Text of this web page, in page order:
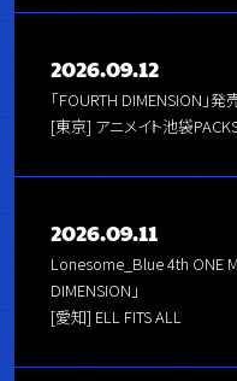
2026.09.12
「FOURTH DIMENSION」
[東京] アニメイト池袋
2026.09.11
Lonesome_Blue 4th ONE
DIMENSION」
[愛知] ELL FITS ALL